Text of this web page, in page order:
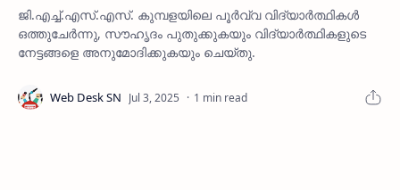
ജി.എച്ച്.എസ്.എസ്. കുമ്പളയിലെ പൂർവ്വ വിദ്യാർത്ഥികൾ
ഒത്തുചേർന്നു, സൗഹൃദം പുതുക്കുകയും വിദ്യാർത്ഥികളുടെ
നേട്ടങ്ങളെ അനുമോദിക്കുകയും ചെയ്തു.
1 min read